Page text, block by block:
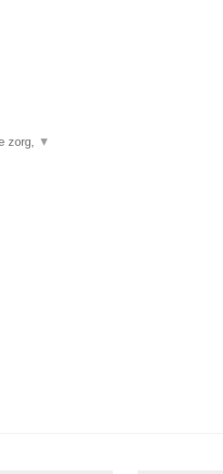
zorg, ▼